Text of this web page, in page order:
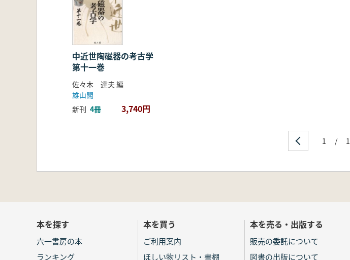
中近世陶磁器の考古学
第十一巻
佐々木 達夫 編
雄山閣
新刊 4冊 3,740円
1 / 1
本を探す
六一書房の本
ランキング
本を買う
ご利用案内
ほしい物リスト・書棚
本を売る・出版する
販売の委託について
図書の出版について